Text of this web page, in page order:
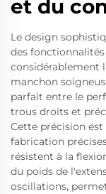
et du
Le design
des
considérablement
manchon
parfait entre le
trous droits et
Cette précision est
fabrication
résistent à la
du poids de
oscillations,